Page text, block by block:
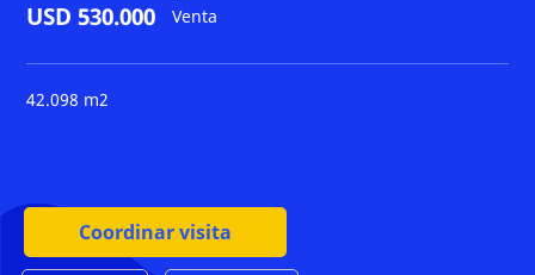
USD 530.000 Venta
42.098 m2
Coordinar visita